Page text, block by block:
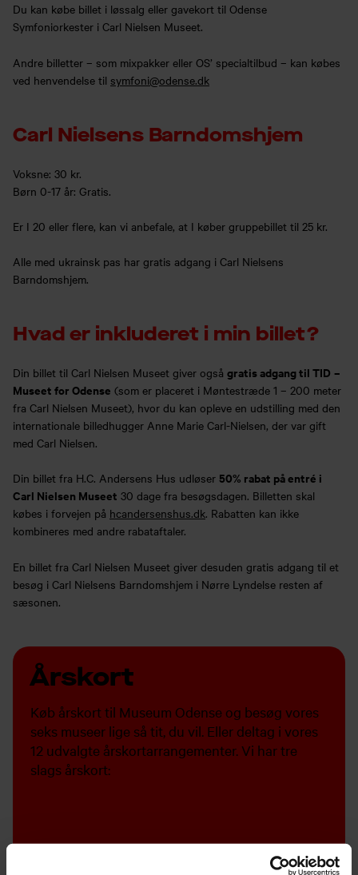
Du kan købe billet i løssalg eller gavekort til Odense
Symfoniorkester i Carl Nielsen Museet.
Andre billetter – som mixpakker eller OS’ specialtilbud – kan købes
ved henvendelse til symfoni@odense.dk
Carl Nielsens Barndomshjem
Voksne: 30 kr.
Børn 0-17 år: Gratis.
Er I 20 eller flere, kan vi anbefale, at I køber gruppebillet til 25 kr.
Alle med ukrainsk pas har gratis adgang i Carl Nielsens
Barndomshjem.
Hvad er inkluderet i min billet?
Din billet til Carl Nielsen Museet giver også gratis adgang til TID –
Museet for Odense (som er placeret i Møntestræde 1 – 200 meter
fra Carl Nielsen Museet), hvor du kan opleve en udstilling med den
internationale billedhugger Anne Marie Carl-Nielsen, der var gift
med Carl Nielsen.
Din billet fra H.C. Andersens Hus udløser 50% rabat på entré i
Carl Nielsen Museet 30 dage fra besøgsdagen. Billetten skal
købes i forvejen på hcandersenshus.dk. Rabatten kan ikke
kombineres med andre rabataftaler.
En billet fra Carl Nielsen Museet giver desuden gratis adgang til et
besøg i Carl Nielsens Barndomshjem i Nørre Lyndelse resten af
sæsonen.
Årskort
Køb årskort til Museum Odense og besøg vores
seks museer lige så tit, du vil. Eller deltag i vores
12 udvalgte årskortarrangementer. Vi har tre
slags årskort: